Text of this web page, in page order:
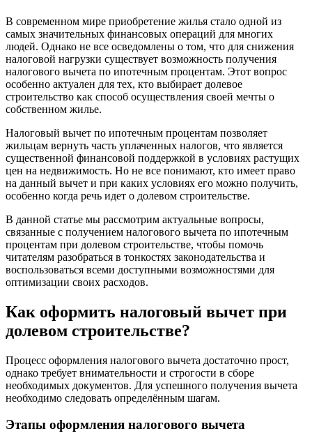
В современном мире приобретение жилья стало одной из
самых значительных финансовых операций для многих
людей. Однако не все осведомлены о том, что для снижения
налоговой нагрузки существует возможность получения
налогового вычета по ипотечным процентам. Этот вопрос
особенно актуален для тех, кто выбирает долевое
строительство как способ осуществления своей мечты о
собственном жилье.
Налоговый вычет по ипотечным процентам позволяет
жильцам вернуть часть уплаченных налогов, что является
существенной финансовой поддержкой в условиях растущих
цен на недвижимость. Но не все понимают, кто имеет право
на данный вычет и при каких условиях его можно получить,
особенно когда речь идет о долевом строительстве.
В данной статье мы рассмотрим актуальные вопросы,
связанные с получением налогового вычета по ипотечным
процентам при долевом строительстве, чтобы помочь
читателям разобраться в тонкостях законодательства и
воспользоваться всеми доступными возможностями для
оптимизации своих расходов.
Как оформить налоговый вычет при
долевом строительстве?
Процесс оформления налогового вычета достаточно прост,
однако требует внимательности и строгости в сборе
необходимых документов. Для успешного получения вычета
необходимо следовать определённым шагам.
Этапы оформления налогового вычета